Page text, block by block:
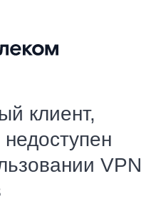
клиент,
VPN